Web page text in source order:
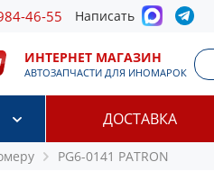
46-55 Написать
ИНТЕРНЕТ МАГАЗИН
АВТОЗАПЧАСТИ ДЛЯ ИНОМАРОК
ДОСТАВКА
PG6-0141 PATRON